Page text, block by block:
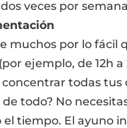
veces por
muchos por lo fácil
ejemplo, de 12h
concentrar todas
de todo? No
tiempo. El ayuno